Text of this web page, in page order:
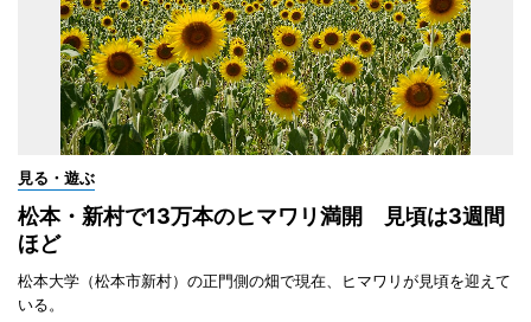
見る・遊ぶ
松本・新村で13万本のヒマワリ満開 見頃は3週間
ほど
松本大学（松本市新村）の正門側の畑で現在、ヒマワリが見頃を迎えて
いる。